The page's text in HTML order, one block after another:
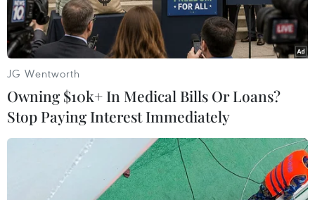
JG Wentworth
Owning $10k+ In Medical Bills Or Loans?
Stop Paying Interest Immediately